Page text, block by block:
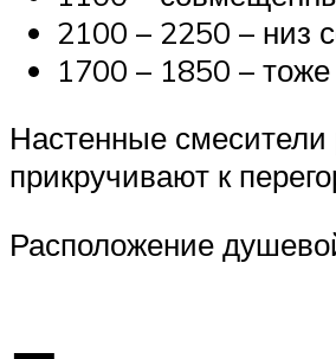
2100 – 2250 – низ
1700 – 1850 –
Настенные
прикручивают к
Расположение